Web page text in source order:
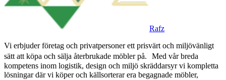
Rafz
Vi erbjuder företag och privatpersoner ett prisvärt och miljövänligt
sätt att köpa och sälja återbrukade möbler på. Med vår breda
kompetens inom logistik, design och miljö skräddarsyr vi kompletta
lösningar där vi köper och källsorterar era begagnade möbler,